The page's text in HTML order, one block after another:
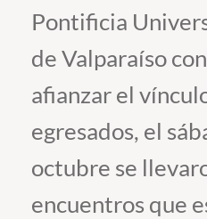
Estudiantes
Académicos
Funcionarios
Pontificia
de Valparaíso
afianzar el
egresados, el
octubre se
encuentros que